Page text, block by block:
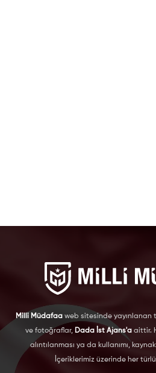
Milli Müdafaa web sitesinde yayınlanan
ve fotoğraflar, Dada İst Ajans'aaittir.
alıntılanması ya da kullanımı,
İçeriklerimiz üzerinde her türlü